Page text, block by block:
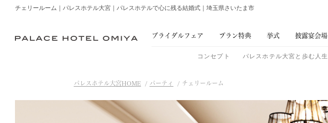
チェリールーム｜パレスホテル大宮｜パレスホテルで心に残る結婚式｜埼玉県さいたま市
ブライダル フェア プラン特典 挙式 披露宴会場
コンセプト パレスホテル大宮と歩む人生
パレスホテル大宮HOME パーティ チェリールーム